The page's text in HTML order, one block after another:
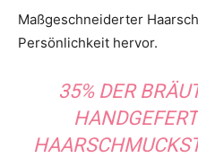
Maßgeschneiderter
Persönlichkeit hervor.
35% DER